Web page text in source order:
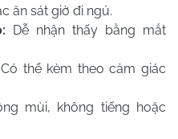
ăn sát giờ đi ngủ.
Dễ nhận thấy bằng mắt
Có thể kèm theo cảm giác
mùi, không tiếng hoặc